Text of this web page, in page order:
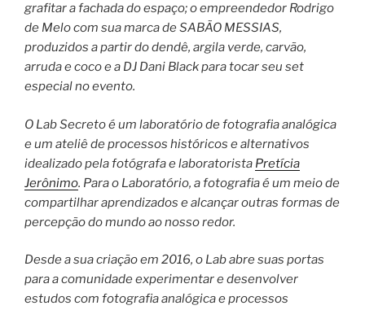
grafitar a fachada do espaço; o empreendedor Rodrigo
de Melo com sua marca de SABÃO MESSIAS,
produzidos a partir do dendê, argila verde, carvão,
arruda e coco e a DJ Dani Black para tocar seu set
especial no evento.
O Lab Secreto é um laboratório de fotografia analógica
e um ateliê de processos históricos e alternativos
idealizado pela fotógrafa e laboratorista Pretícia
Jerônimo. Para o Laboratório, a fotografia é um meio de
compartilhar aprendizados e alcançar outras formas de
percepção do mundo ao nosso redor.
Desde a sua criação em 2016, o Lab abre suas portas
para a comunidade experimentar e desenvolver
estudos com fotografia analógica e processos